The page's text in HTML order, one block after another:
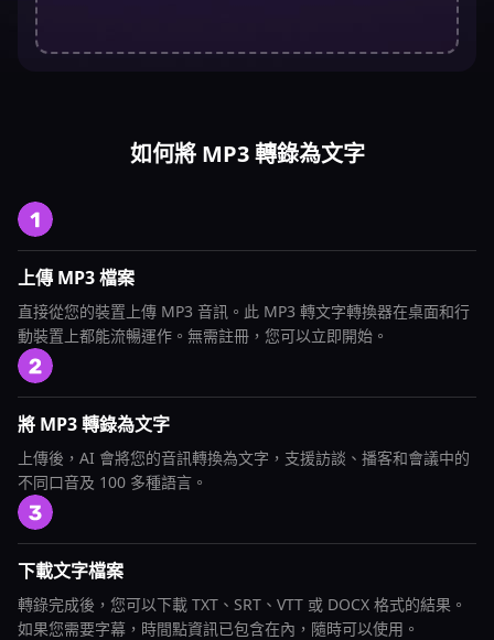
如何將 MP3 轉錄為文字
上傳 MP3 檔案
直接從您的裝置上傳 MP3 音訊。此 MP3 轉文字轉換器在桌面和行
動裝置上都能流暢運作。無需註冊，您可以立即開始。
將 MP3 轉錄為文字
上傳後，AI 會將您的音訊轉換為文字，支援訪談、播客和會議中的
不同口音及 100 多種語言。
下載文字檔案
轉錄完成後，您可以下載 TXT、SRT、VTT 或 DOCX 格式的結果。
如果您需要字幕，時間點資訊已包含在內，隨時可以使用。